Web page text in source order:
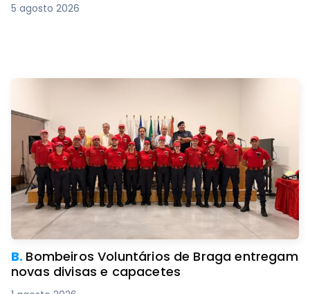
5 agosto 2026
B. Bombeiros Voluntários de Braga entregam
novas divisas e capacetes